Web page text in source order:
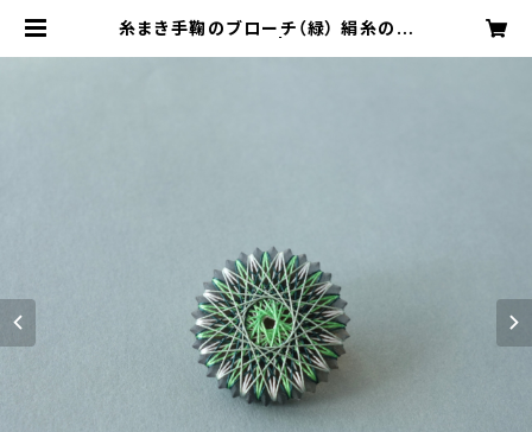
糸まき手鞠のブローチ（緑） 絹糸のア